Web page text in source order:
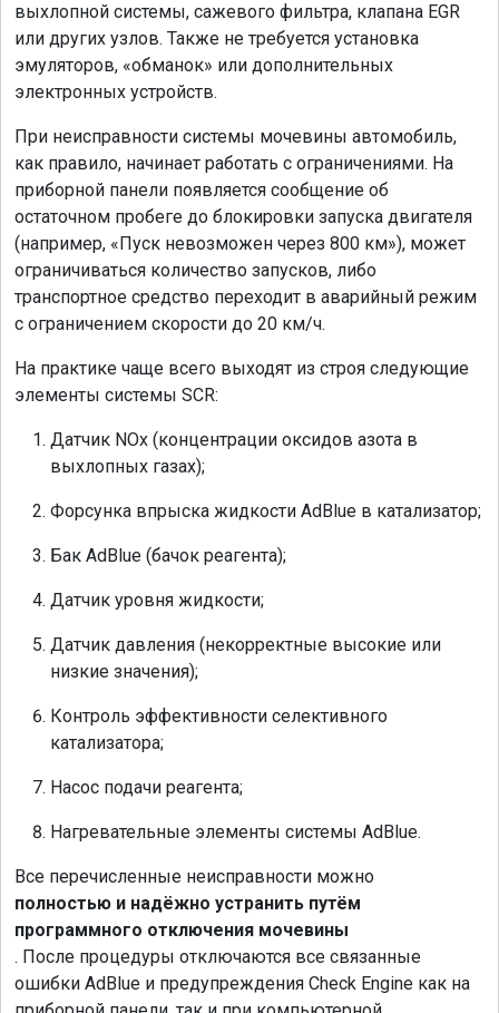
выхлопной системы, сажевого фильтра, клапана EGR
или других узлов. Также не требуется установка
эмуляторов, «обманок» или дополнительных
электронных устройств.
При неисправности системы мочевины автомобиль,
как правило, начинает работать с ограничениями. На
приборной панели появляется сообщение об
остаточном пробеге до блокировки запуска двигателя
(например, «Пуск невозможен через 800 км»), может
ограничиваться количество запусков, либо
транспортное средство переходит в аварийный режим
с ограничением скорости до 20 км/ч.
На практике чаще всего выходят из строя следующие
элементы системы SCR:
Датчик NOx (концентрации оксидов азота в
выхлопных газах);
Форсунка впрыска жидкости AdBlue в катализатор;
Бак AdBlue (бачок реагента);
Датчик уровня жидкости;
Датчик давления (некорректные высокие или
низкие значения);
Контроль эффективности селективного
катализатора;
Насос подачи реагента;
Нагревательные элементы системы AdBlue.
Все перечисленные неисправности можно
полностью и надёжно устранить путём
программного отключения мочевины
. После процедуры отключаются все связанные
ошибки AdBlue и предупреждения Check Engine как на